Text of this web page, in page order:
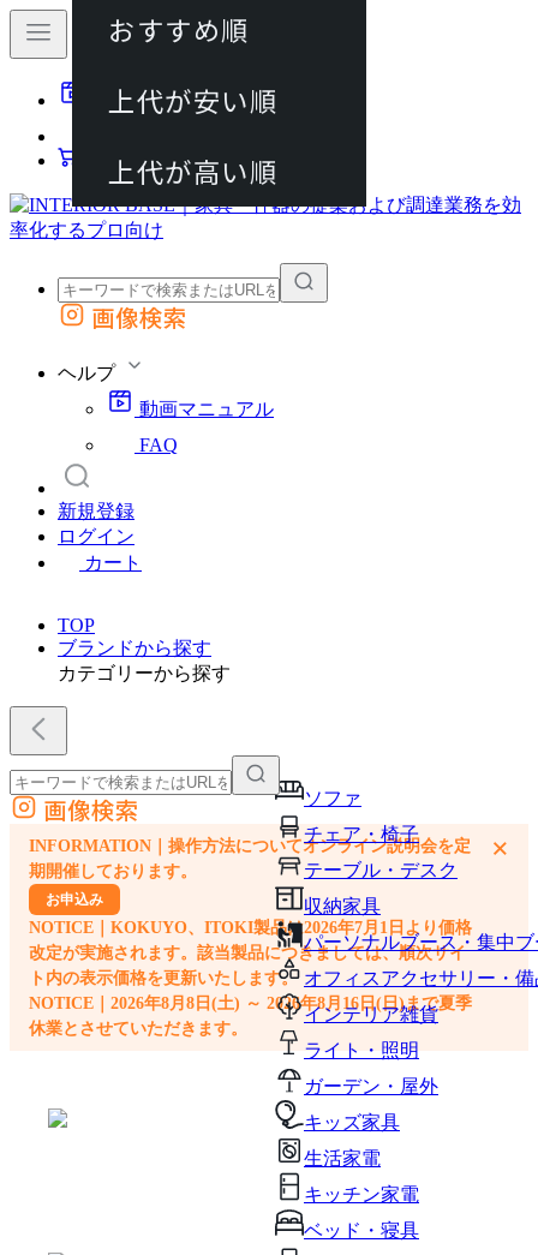
動画マニュアル
カート
外部サイトの商品をカートに追加
画像検索
ヘルプ
動画マニュアル
FAQ
新規登録
ログイン
カート
TOP
ブランドから探す
カテゴリーから探す
ソファ
チェア・椅子
テーブル・デスク
収納家具
パーソナルブース・集中
オフィスアクセサリー・備
インテリア雑貨
ライト・照明
ガーデン・屋外
キッズ家具
生活家電
キッチン家電
ベッド・寝具
外部サイトの商品をカートに追加
他のサイトで見つけた商品ページのURLを貼り付けて、カートに追加できます
画像検索
INFORMATION｜操作方法についてオンライン説明会を定
期開催しております。
お申込み
NOTICE｜KOKUYO、ITOKI製品は2026年7月1日より価格
改定が実施されます。該当製品につきましては、順次サイ
ト内の表示価格を更新いたします。
NOTICE｜2026年8月8日(土) ～ 2026年8月16日(日)まで夏季
休業とさせていただきます。
×
おすすめ順
上代が安い順
上代が高い順